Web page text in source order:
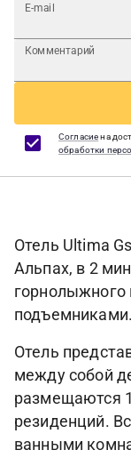
E-mail
Комментарий
Согласиена
обработки
Отель Ultima
Альпах, в 2
горнолыжного
подъемниками.
Отель
между собой
размещаются
резиденций.
ванными